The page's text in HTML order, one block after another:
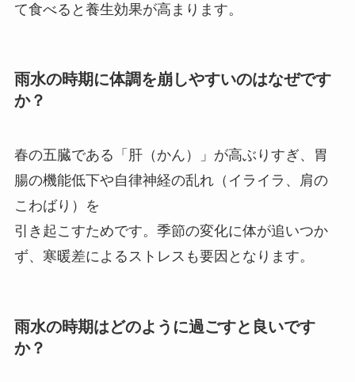
て食べると養生効果が高まります。
雨水の時期に体調を崩しやすいのはなぜです
か？
春の五臓である「肝（かん）」が高ぶりすぎ、胃
腸の機能低下や自律神経の乱れ（イライラ、肩の
こわばり）を
引き起こすためです。季節の変化に体が追いつか
ず、寒暖差によるストレスも要因となります。
雨水の時期はどのように過ごすと良いです
か？